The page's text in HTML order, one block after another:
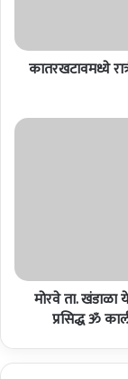
रा
र
रो
मे
कातरखटावमध्ये
मो
ये
नो
मोरवे ता. खंडाळा
प्रसिद्ध ॐ